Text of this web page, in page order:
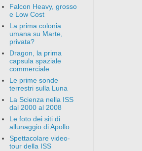
Falcon Heavy, grosso
e Low Cost
La prima colonia
umana su Marte,
privata?
Dragon, la prima
capsula spaziale
commerciale
Le prime sonde
terrestri sulla Luna
La Scienza nella ISS
dal 2000 al 2008
Le foto dei siti di
allunaggio di Apollo
Spettacolare video-
tour della ISS